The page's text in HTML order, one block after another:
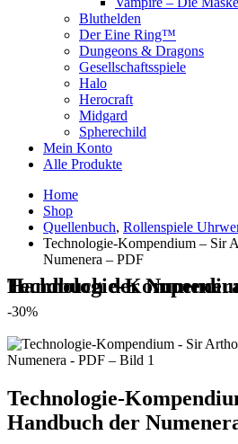
Bluthelden
Der Eine Ring™
Dungeons & Dragons
Gesellschaftsspiele
Halo
Herocraft
Midgard
Spherechild
Mein Konto
Alle Produkte
Home
Shop
Quellenbuch, Rollenspiele
Technologie-Kompendium – Sir
Numenera – PDF
Technologie-Kompendium – Sir Arthours Handbuch der
-30%
Technologie-
Handbuch der